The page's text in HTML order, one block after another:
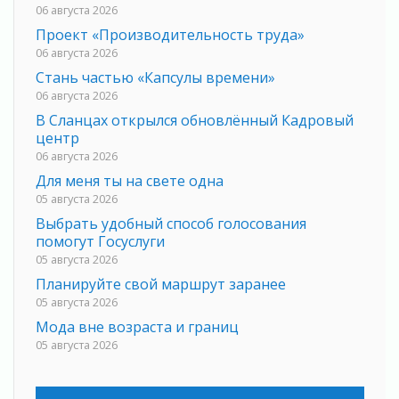
06 августа 2026
Проект «Производительность труда»
06 августа 2026
Стань частью «Капсулы времени»
06 августа 2026
В Сланцах открылся обновлённый Кадровый
центр
06 августа 2026
Для меня ты на свете одна
05 августа 2026
Выбрать удобный способ голосования
помогут Госуслуги
05 августа 2026
Планируйте свой маршрут заранее
05 августа 2026
Мода вне возраста и границ
05 августа 2026
05 августа 2026